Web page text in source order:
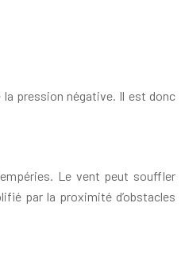
la pression négative. Il est donc
Le vent peut souffler
par la proximité d’obstacles